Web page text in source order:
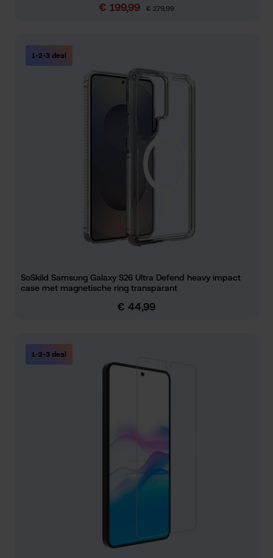
Verkoopprijs:
€ 199,99 Normale prijs:
€ 279,99
1-2-3 deal
SoSkild Samsung Galaxy S26 Ultra Defend heavy impact
case met magnetische ring transparant
Normale prijs:
€ 44,99
1-2-3 deal